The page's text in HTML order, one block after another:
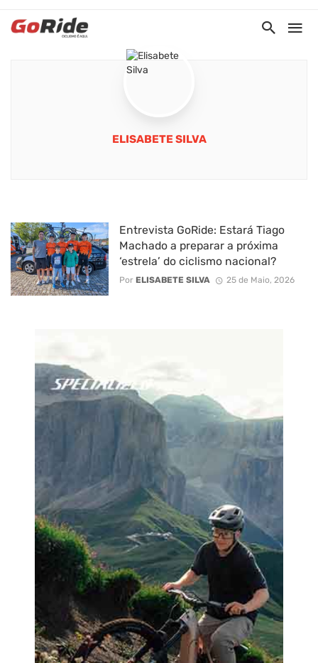
ELISABETE SILVA
Entrevista GoRide: Estará Tiago
Machado a preparar a próxima
‘estrela’ do ciclismo nacional?
Por ELISABETE SILVA 25 de Maio, 2026